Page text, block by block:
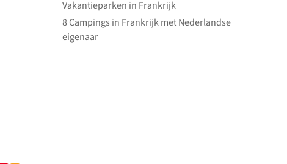
Vakantieparken in Frankrijk
8 Campings in Frankrijk met Nederlandse
eigenaar